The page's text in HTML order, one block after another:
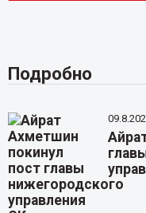
Подробно